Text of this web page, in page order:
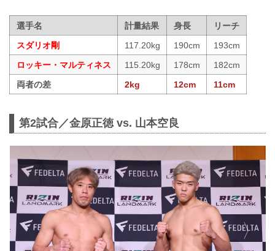
選手名 計量結果 身長
リーチ
スダリオ剛
117.20kg 190cm
193cm
ロッキー・マルティネス
115.20kg 178cm
182cm
両者の差
2kg 12cm 11cm
第2試合／金原正徳 vs. 山本空良